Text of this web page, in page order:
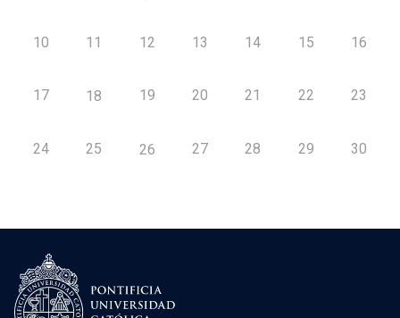
10 11 12 13 14 15 16
17 18 19 20 21 22 23
24 25 26 27 28 29 30